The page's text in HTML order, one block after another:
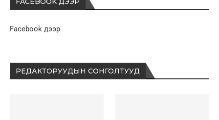
Facebook дээр
РЕДАКТОРУУДЫН СОНГОЛТУУД